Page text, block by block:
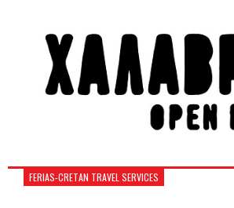
FERIAS-CRETAN TRAVEL SERVICES